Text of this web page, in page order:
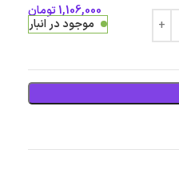
1,106,000تومان
موجود در انبار